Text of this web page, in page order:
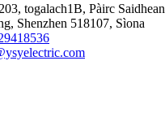
togalach1B, Pàirc
Shenzhen 518107, Sìona